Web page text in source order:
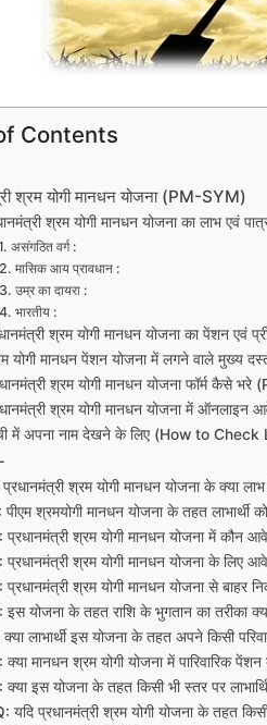
Contents
श्रम योगी मानधन योजना (PM-SYM)
श्रम योगी मानधन योजना का लाभ एवं
असंगठित वर्ग :
मासिक आय प्रावधान :
उम्र का दायरा :
भारतीय :
श्रम योगी मानधन योजना का पेंशन एवं
योगी मानधन पेंशन योजना में लगने वाले मुख्य
श्रम योगी मानधन योजना फॉर्म कैसे
श्रम योगी मानधन योजना में
में अपना नाम देखने के लिए (How to Check
श्रम योगी मानधन योजना के क्या
पीएम श्रमयोगी मानधन योजना के तहत लाभार्थी
प्रधानमंत्री श्रम योगी मानधन योजना में कौन
प्रधानमंत्री श्रम योगी मानधन योजना के लिए
प्रधानमंत्री श्रम योगी मानधन योजना से बाहर
इस योजना के तहत राशि के भुगतान का तरीका
लाभार्थी इस योजना के तहत अपने किसी
क्या मानधन श्रम योगी योजना में पारिवारिक
क्या इस योजना के तहत किसी भी स्तर पर
यदि प्रधानमंत्री श्रम योगी योजना के तहत